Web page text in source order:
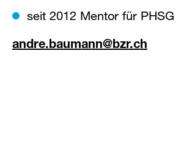
seit 2012 Mentor für PHSG
andre.baumann@bzr.ch